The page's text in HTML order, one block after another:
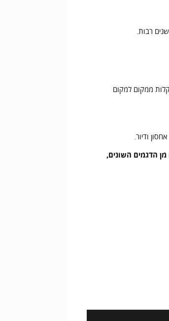
רבות.
ממקום למקום
ודיור.
ספיר נתניה להתרשם מן הדגמים השונים,